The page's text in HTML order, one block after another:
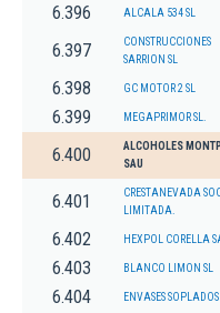
6.396 ALCALA 534 SL
6.397
CONSTRUCCIONES
SARRION SL
6.398 GC MOTOR 2 SL
6.399 MEGAPRIMOR SL.
6.400
ALCOHOLES
SAU
6.401
CRESTANEVADA
LIMITADA.
6.402 HEXPOL CORELLA
6.403 BLANCO LIMON SL
6.404 ENVASES SOPLADOS